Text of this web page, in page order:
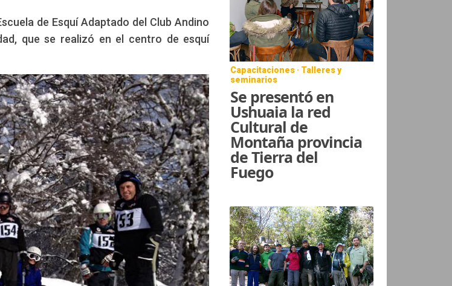
de Esquí Adaptado del Club Andino
que se realizó en el centro de esquí
Capacitaciones · Talleres y
seminarios
Se presentó en
Ushuaia la red
Cultural de
Montaña provincia
de Tierra del
Fuego